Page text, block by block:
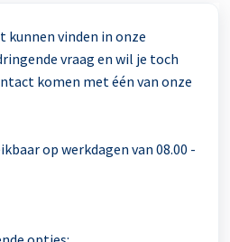
kunnen vinden in onze
vraag en wil je toch
komen met één van onze
op werkdagen van 08.00 -